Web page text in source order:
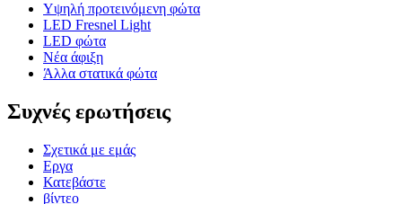
Υψηλή προτεινόμενη φώτα
LED Fresnel Light
LED φώτα
Νέα άφιξη
Άλλα στατικά φώτα
Συχνές ερωτήσεις
Σχετικά με εμάς
Εργα
Κατεβάστε
βίντεο